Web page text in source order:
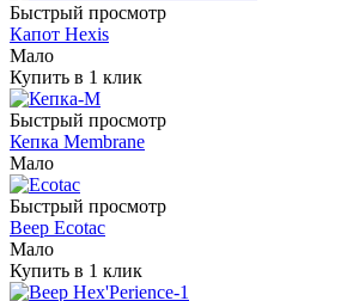
Быстрый просмотр
Капот Hexis
Мало
Купить в 1 клик
Быстрый просмотр
Кепка Membrane
Мало
Быстрый просмотр
Веер Ecotac
Мало
Купить в 1 клик